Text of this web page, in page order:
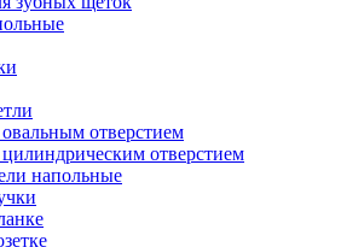
отверстием
отверстием
напольные